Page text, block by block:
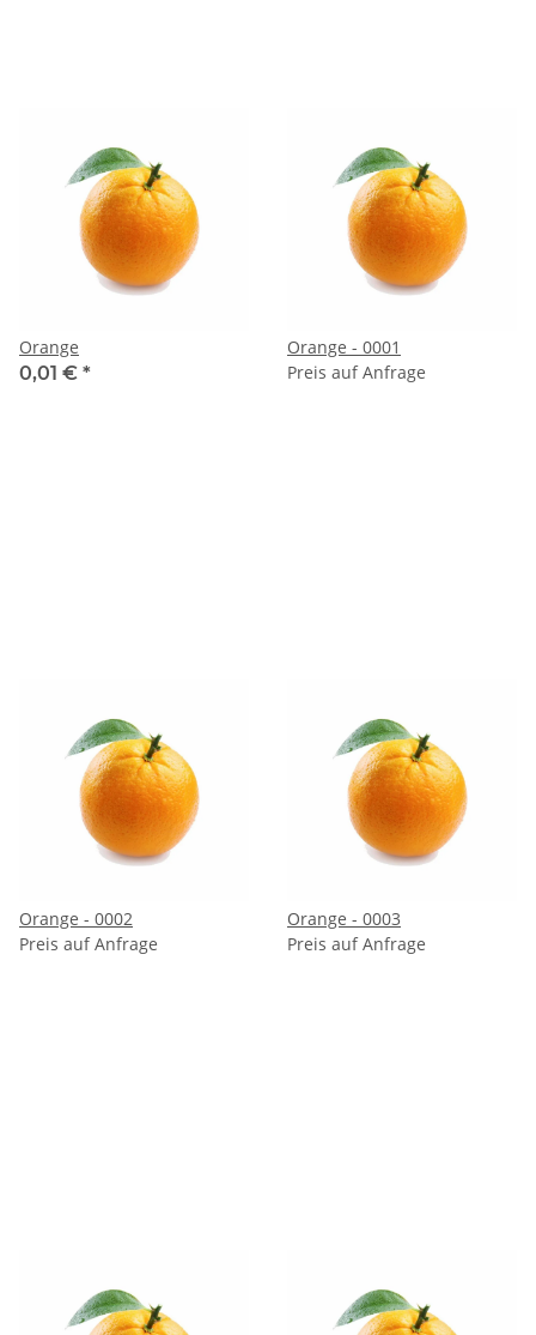
Orange
0,01 € *
Orange - 0001
Preis auf Anfrage
Orange - 0002
Preis auf Anfrage
Orange - 0003
Preis auf Anfrage